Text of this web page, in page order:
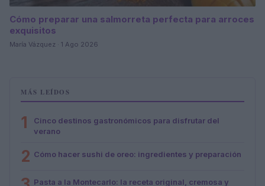
Cómo preparar una salmorreta perfecta para arroces
exquisitos
María Vázquez · 1 Ago 2026
MÁS LEÍDOS
1
Cinco destinos gastronómicos para disfrutar del
verano
2 Cómo hacer sushi de oreo: ingredientes y preparación
Pasta a la Montecarlo: la receta original, cremosa y